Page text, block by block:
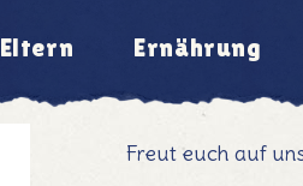
Eltern Ernährung
Freut euch auf